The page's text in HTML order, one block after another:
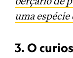
uma
3. O